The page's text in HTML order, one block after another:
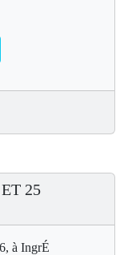
25
à IngrÉ